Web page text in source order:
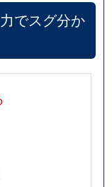
でスグ分か